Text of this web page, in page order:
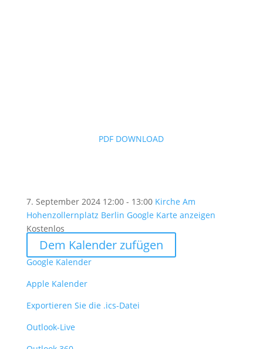
PDF DOWNLOAD
7. September 2024 12:00 - 13:00 Kirche Am
Hohenzollernplatz Berlin Google Karte anzeigen
Kostenlos
Dem Kalender zufügen
Google Kalender
Apple Kalender
Exportieren Sie die .ics-Datei
Outlook-Live